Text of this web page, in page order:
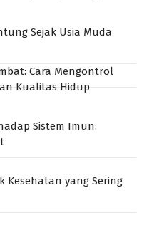
Sejak Usia Muda
Cara Mengontrol
Kualitas Hidup
Sistem Imun:
Kesehatan yang Sering